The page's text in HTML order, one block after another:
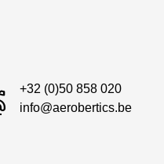
+32 (0)50 858 020
info@aerobertics.be